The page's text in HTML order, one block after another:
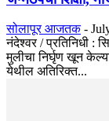
सोलापूर आजतक -
नंदेश्वर / प्रतिनिधी :
मुलीचा निर्घृण खून
येथील अतिरिक्त...